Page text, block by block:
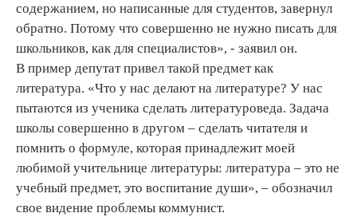
содержанием, но написанные для студентов, завернул
обратно. Потому что совершенно не нужно писать для
школьников, как для специалистов», - заявил он.
В пример депутат привел такой предмет как
литература. «Что у нас делают на литературе? У нас
пытаются из ученика сделать литературоведа. Задача
школы совершенно в другом – сделать читателя и
помнить о формуле, которая принадлежит моей
любимой учительнице литературы: литература – это не
учебный предмет, это воспитание души», – обозначил
свое видение проблемы коммунист.